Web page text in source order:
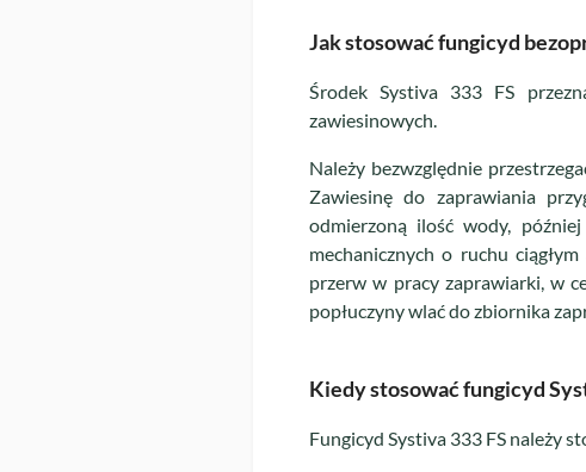
Jak stosować fungicyd
Środek Systiva 333 FS
zawiesinowych.
Należy bezwzględnie
Zawiesinę do zaprawiania
odmierzoną ilość wody,
mechanicznych o ruchu
przerw w pracy zaprawiarki, w
popłuczyny wlać do zbiornika
Kiedy stosować fungicyd
Fungicyd Systiva 333 FS należy